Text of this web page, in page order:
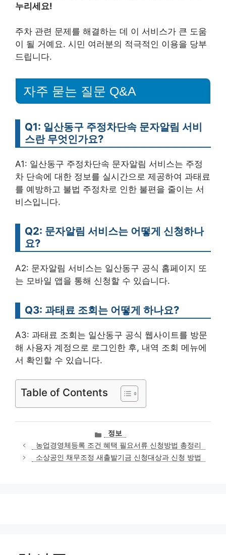
누리세요!
주차 관련 문제를 해결하는 데 이 서비스가 큰 도움
이 될 거예요. 시민 여러분의 적극적인 이용을 당부
드립니다.
자주 묻는 질문 Q&A
Q1: 일산동구 주정차단속 문자알림 서비
스란 무엇인가요?
A1: 일산동구 주정차단속 문자알림 서비스는 주정
차 단속에 대한 정보를 실시간으로 제공하여 과태료
를 예방하고 불법 주정차로 인한 불편을 줄이는 서
비스입니다.
Q2: 문자알림 서비스는 어떻게 신청하나
요?
A2: 문자알림 서비스는 일산동구 공식 홈페이지 또
는 모바일 앱을 통해 신청할 수 있습니다.
Q3: 과태료 조회는 어떻게 하나요?
A3: 과태료 조회는 일산동구 공식 웹사이트를 방문
해 사용자 계정으로 로그인한 후, 내역 조회 메뉴에
서 확인할 수 있습니다.
Table of Contents
카
테
고
리
정보
농업경영체등록 조건 혜택 필요서류 신청방법 총정리
소상공인 채무조정 새출발기금 신청대상과 신청 방법